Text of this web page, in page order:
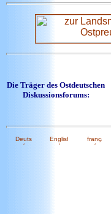
Die Träger des Ostdeutschen
Diskussionsforums: